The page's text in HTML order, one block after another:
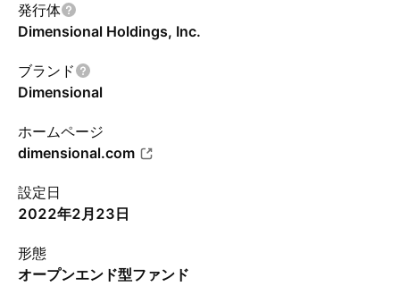
発行体
Dimensional Holdings, Inc.
ブランド
Dimensional
ホームページ
dimensional.com
設定日
2022年2月23日
形態
オープンエンド型ファンド